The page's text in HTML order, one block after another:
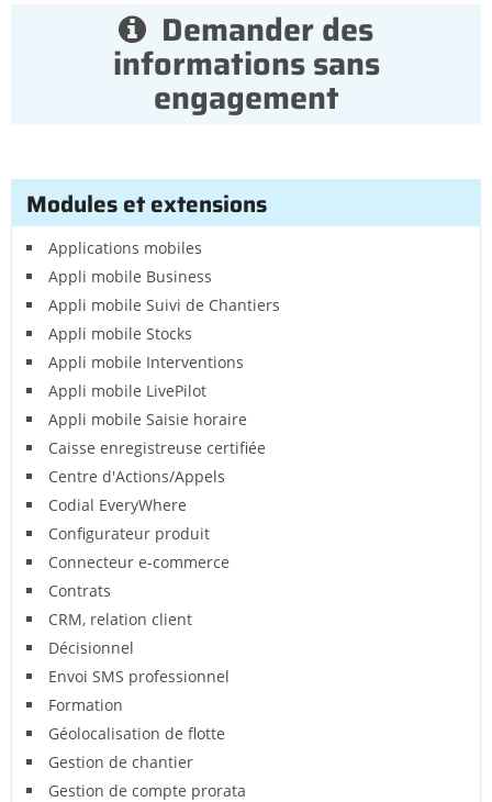
Demander des
informations sans
engagement
Modules et extensions
Applications mobiles
Appli mobile Business
Appli mobile Suivi de Chantiers
Appli mobile Stocks
Appli mobile Interventions
Appli mobile LivePilot
Appli mobile Saisie horaire
Caisse enregistreuse certifiée
Centre d'Actions/Appels
Codial EveryWhere
Configurateur produit
Connecteur e-commerce
Contrats
CRM, relation client
Décisionnel
Envoi SMS professionnel
Formation
Géolocalisation de flotte
Gestion de chantier
Gestion de compte prorata